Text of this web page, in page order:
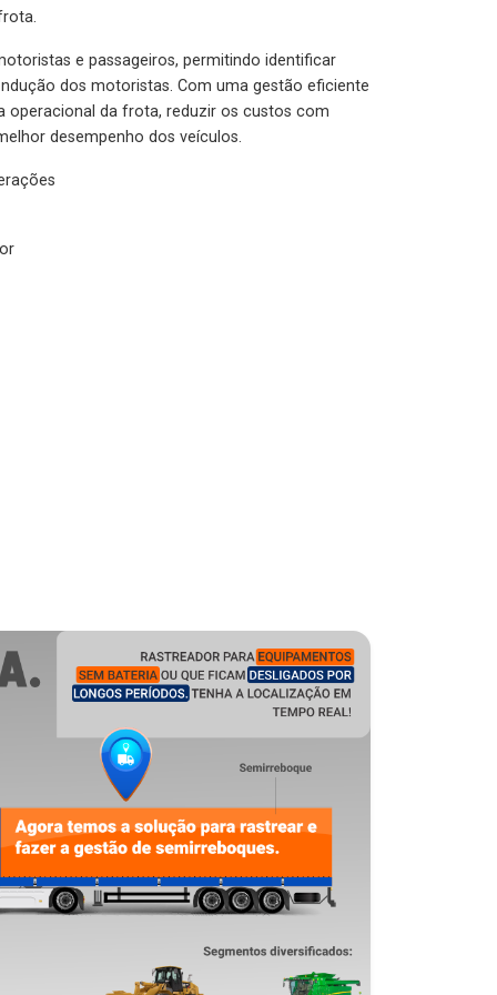
e passageiros, permitindo identificar
dos motoristas. Com uma gestão eficiente
operacional da frota, reduzir os custos com
desempenho dos veículos.